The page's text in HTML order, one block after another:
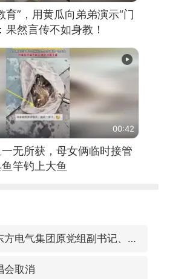
育”，用黄瓜向弟弟演示“门
果然言传不如身教！
00:42
无所获，母女俩临时接管
竿钓上大鱼
视频丨中国东方电气集团原党组副书记、董事宋致远被查
会取消